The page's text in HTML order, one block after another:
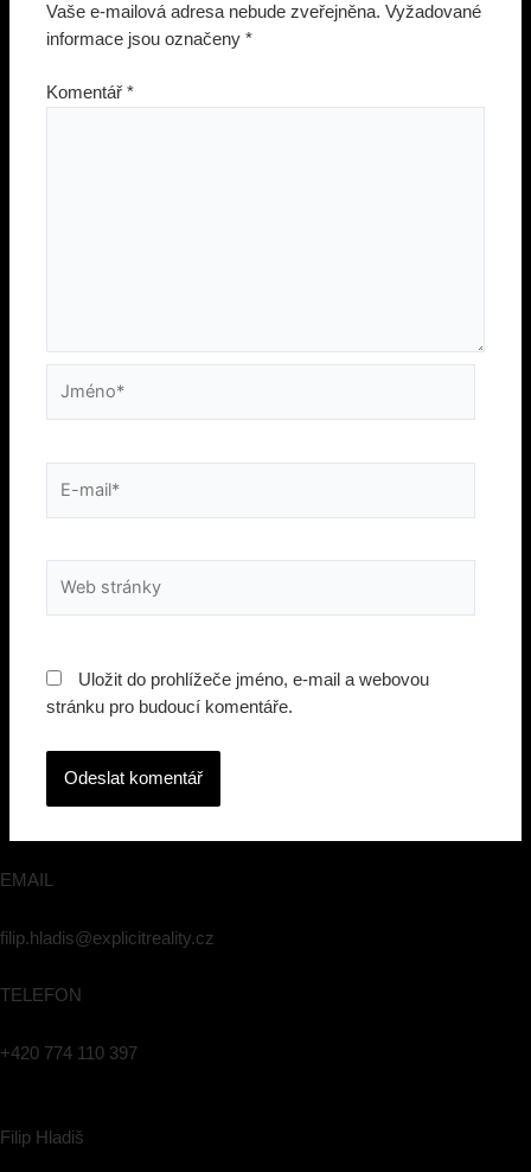
Vaše e-mailová adresa nebude zveřejněna. Vyžadované
informace jsou označeny*
Komentář*
mail*
stránky
Uložit do prohlížeče jméno, e-mail a webovou
stránku pro budoucí komentáře.
EMAIL
filip.hladis@explicitreality.cz
TELEFON
+420 774 110 397
Filip Hladiš